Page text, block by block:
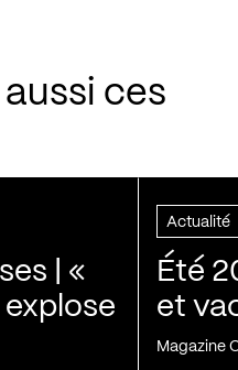
ces
| «
Actualité
Été
et
Magazine